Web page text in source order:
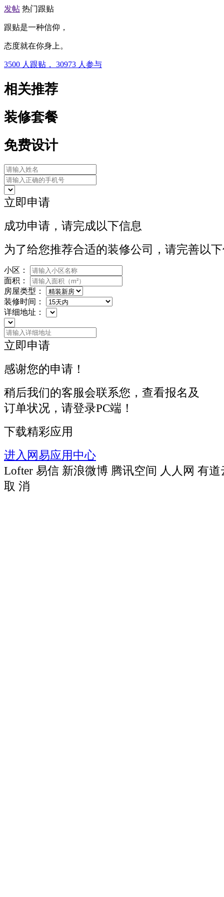
发帖 热门跟贴
跟贴是一种信仰，
态度就在你身上。
3500 人跟贴， 30973 人参与
相关推荐
装修套餐
免费设计
立即申请
成功申请，请完成以下信息
为了给您推荐合适的装修公司，请完善以
小区：
面积：
房屋类型：
装修时间：
详细地址：
立即申请
感谢您的申请！
稍后我们的客服会联系您，查看报名及
订单状况，请登录PC端！
下载精彩应用
进入网易应用中心
Lofter 易信 新浪微博 腾讯空间 人人网 有道
取 消